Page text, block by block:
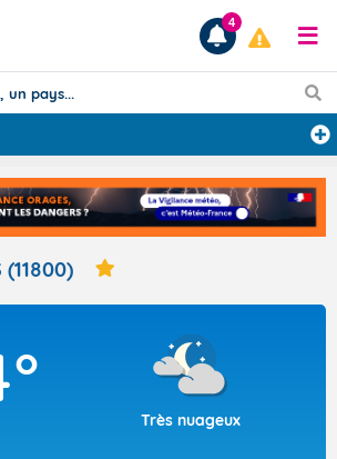
Prévisions
LES RÉSULTATS
Articles
4
(11800)
Très nuageux